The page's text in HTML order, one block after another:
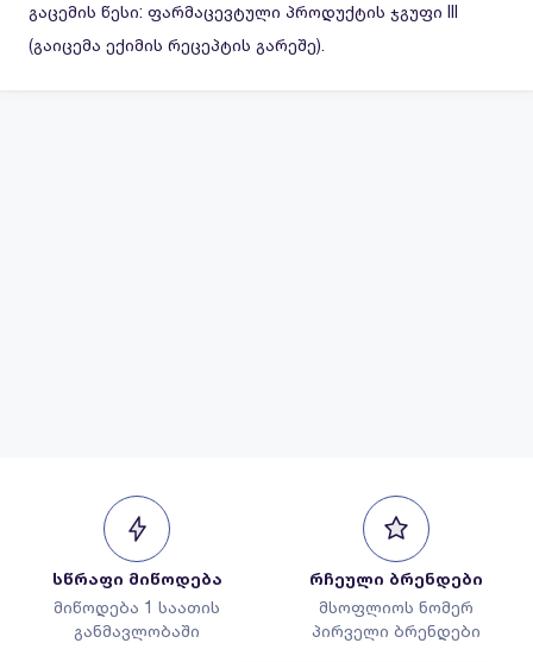
გაცემის წესი: ფარმაცევტული პროდუქტის ჯგუფი III
(გაიცემა ექიმის რეცეპტის გარეშე).
სწრაფი მიწოდება
მიწოდება 1 საათის
განმავლობაში
რჩეული ბრენდები
მსოფლიოს ნომერ
პირველი ბრენდები